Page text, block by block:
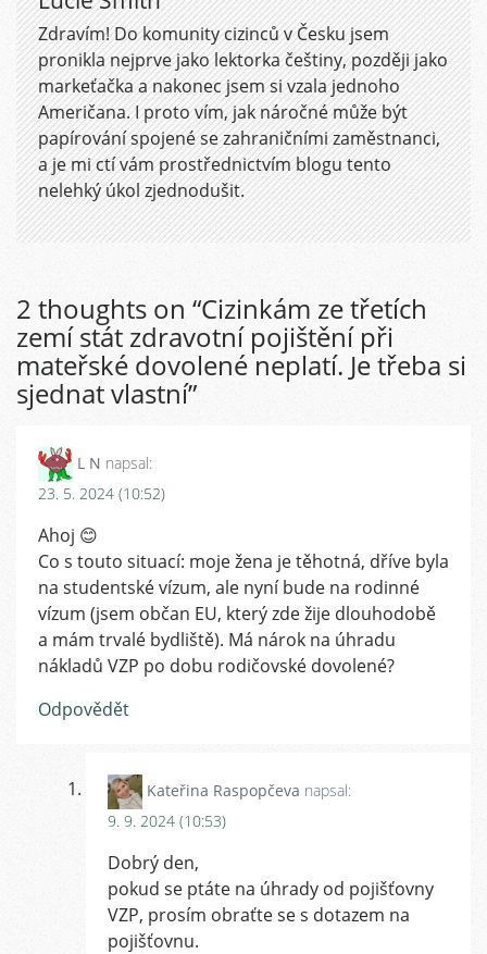
Zdravím! Do komunity cizinců v Česku jsem
pronikla nejprve jako lektorka češtiny, později jako
markeťačka a nakonec jsem si vzala jednoho
Američana. I proto vím, jak náročné může být
papírování spojené se zahraničními zaměstnanci,
a je mi ctí vám prostřednictvím blogu tento
nelehký úkol zjednodušit.
2 thoughts on “Cizinkám ze třetích
zemí stát zdravotní pojištění při
mateřské dovolené neplatí. Je třeba si
sjednat vlastní”
L N napsal:
23. 5. 2024 (10:52)
Ahoj 😊
Co s touto situací: moje žena je těhotná, dříve byla
na studentské vízum, ale nyní bude na rodinné
vízum (jsem občan EU, který zde žije dlouhodobě
a mám trvalé bydliště). Má nárok na úhradu
nákladů VZP po dobu rodičovské dovolené?
Odpovědět
Kateřina Raspopčeva napsal:
9. 9. 2024 (10:53)
Dobrý den,
pokud se ptáte na úhrady od pojišťovny
VZP, prosím obraťte se s dotazem na
pojišťovnu.